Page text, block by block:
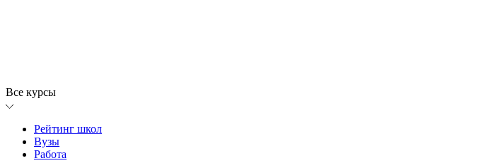
Все курсы
Рейтинг школ
Вузы
Работа